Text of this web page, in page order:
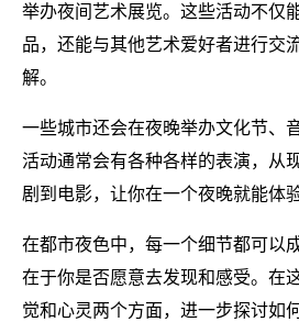
举办夜间艺术展览。这些活动不仅
品，还能与其他艺术爱好者进行交
解。
一些城市还会在夜晚举办文化节、
活动通常会有各种各样的表演，从
剧到电影，让你在一个夜晚就能体
在都市夜色中，每一个细节都可以
在于你是否愿意去发现和感受。在
觉和心灵两个方面，进一步探讨如